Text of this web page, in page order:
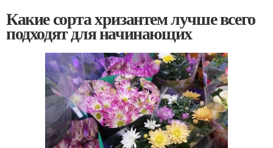
Какие сорта хризантем лучше всего
подходят для начинающих